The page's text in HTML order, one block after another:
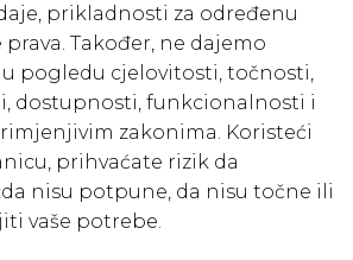
prikladnosti za određenu
Također, ne dajemo
pogledu cjelovitosti, točnosti,
dostupnosti, funkcionalnosti i
zakonima. Koristeći
prihvaćate rizik da
nisu potpune, da nisu točne ili
vaše potrebe.